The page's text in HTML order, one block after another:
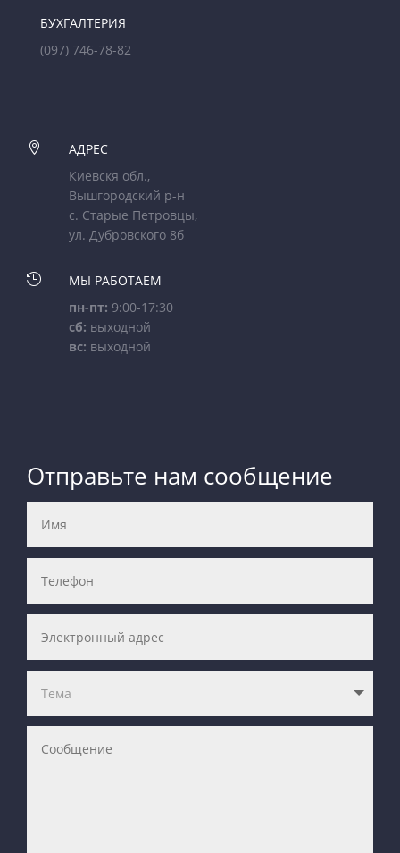
БУХГАЛТЕРИЯ
(097) 746-78-82

АДРЕС
Киевскя обл.,
Вышгородский р-н
с. Старые Петровцы,
ул. Дубровского 8б

МЫ РАБОТАЕМ
пн-пт: 9:00-17:30
сб: выходной
вс: выходной
Отправьте нам сообщение